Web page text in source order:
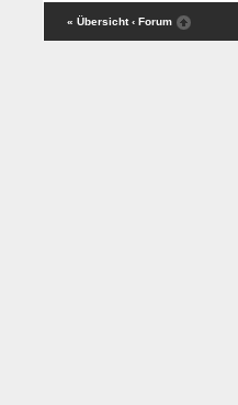
« Übersicht ‹ Forum